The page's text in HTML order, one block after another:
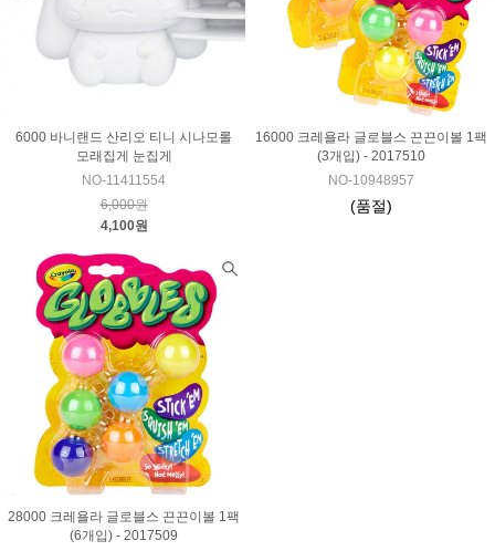
6000 바니랜드 산리오 티니 시나모롤
모래집게 눈집게
NO-11411554
6,000원
4,100원
16000 크레욜라 글로블스 끈끈이볼 1팩
(3개입) - 2017510
NO-10948957
(품절)
28000 크레욜라 글로블스 끈끈이볼 1팩
(6개입) - 2017509